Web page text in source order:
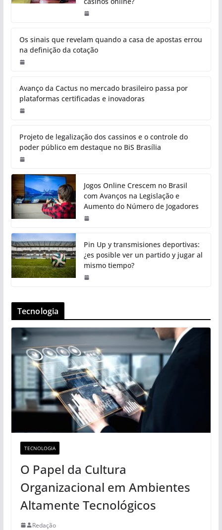
Os sinais que revelam quando a casa de apostas errou
na definição da cotação
Avanço da Cactus no mercado brasileiro passa por
plataformas certificadas e inovadoras
Projeto de legalização dos cassinos e o controle do
poder público em destaque no BiS Brasília
Jogos Online Crescem no Brasil
com Avanços na Legislação e
Aumento do Número de Jogadores
Pin Up y transmisiones deportivas:
¿es posible ver un partido y jugar al
mismo tiempo?
Tecnologia
TECNOLOGIA
O Papel da Cultura
Organizacional em Ambientes
Altamente Tecnológicos
Redação